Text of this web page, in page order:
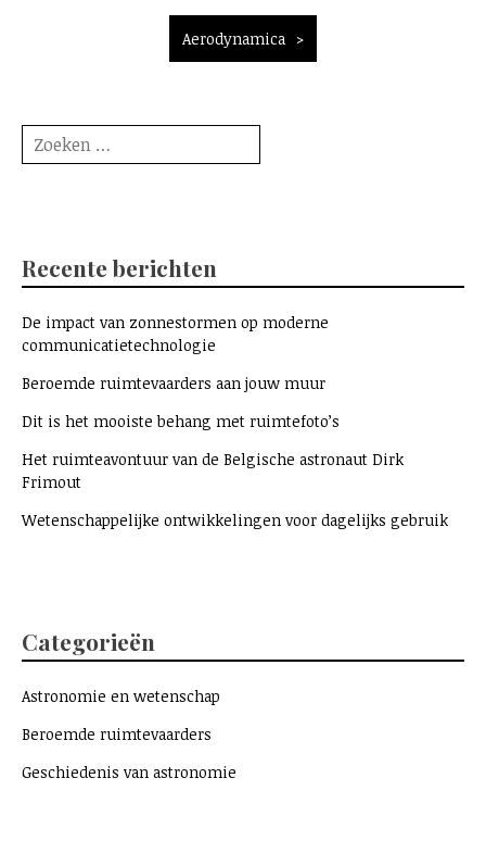
Aerodynamica
Zoeken
naar:
Recente berichten
De impact van zonnestormen op moderne
communicatietechnologie
Beroemde ruimtevaarders aan jouw muur
Dit is het mooiste behang met ruimtefoto’s
Het ruimteavontuur van de Belgische astronaut Dirk
Frimout
Wetenschappelijke ontwikkelingen voor dagelijks gebruik
Categorieën
Astronomie en wetenschap
Beroemde ruimtevaarders
Geschiedenis van astronomie